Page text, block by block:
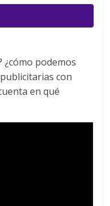
¿cómo podemos
con
en qué